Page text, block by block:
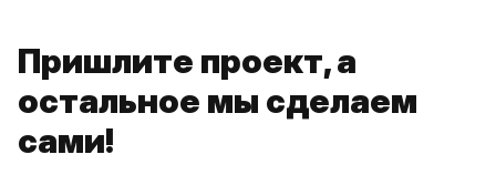
Пришлите проект, а
остальное мы сделаем
сами!